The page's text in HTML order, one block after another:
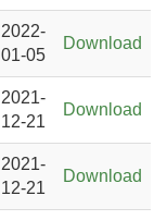
2022-
01-05
Download
2021-
12-21
Download
2021-
12-21
Download